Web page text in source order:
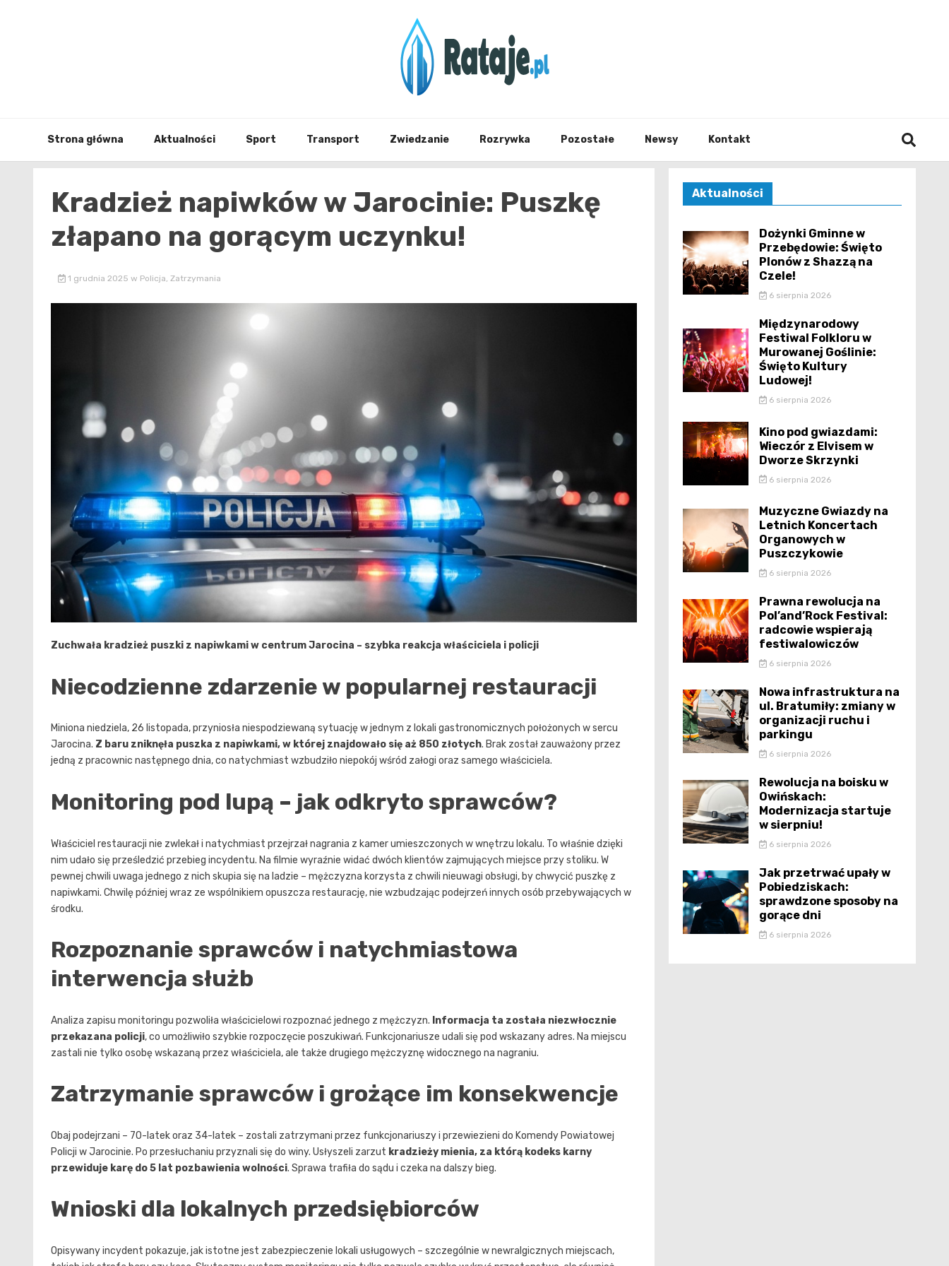
Rataje.pl
Strona główna Aktualności Sport Transport Zwiedzanie Rozrywka Pozostałe Newsy Kontakt
Kradzież napiwków w Jarocinie: Puszkę
złapano na gorącym uczynku!
1 grudnia 2025 w Policja, Zatrzymania
Zuchwała kradzież puszki z napiwkami w centrum Jarocina – szybka reakcja właściciela i policji
Niecodzienne zdarzenie w popularnej restauracji
Miniona niedziela, 26 listopada, przyniosła niespodziewaną sytuację w jednym z lokali gastronomicznych położonych w sercu
Jarocina. Z baru zniknęła puszka z napiwkami, w której znajdowało się aż 850 złotych. Brak został zauważony przez
jedną z pracownic następnego dnia, co natychmiast wzbudziło niepokój wśród załogi oraz samego właściciela.
Monitoring pod lupą – jak odkryto sprawców?
Właściciel restauracji nie zwlekał i natychmiast przejrzał nagrania z kamer umieszczonych w wnętrzu lokalu. To właśnie dzięki
nim udało się prześledzić przebieg incydentu. Na filmie wyraźnie widać dwóch klientów zajmujących miejsce przy stoliku. W
pewnej chwili uwaga jednego z nich skupia się na ladzie – mężczyzna korzysta z chwili nieuwagi obsługi, by chwycić puszkę z
napiwkami. Chwilę później wraz ze wspólnikiem opuszcza restaurację, nie wzbudzając podejrzeń innych osób przebywających w
środku.
Rozpoznanie sprawców i natychmiastowa
interwencja służb
Analiza zapisu monitoringu pozwoliła właścicielowi rozpoznać jednego z mężczyzn. Informacja ta została niezwłocznie
przekazana policji, co umożliwiło szybkie rozpoczęcie poszukiwań. Funkcjonariusze udali się pod wskazany adres. Na miejscu
zastali nie tylko osobę wskazaną przez właściciela, ale także drugiego mężczyznę widocznego na nagraniu.
Zatrzymanie sprawców i grożące im konsekwencje
Obaj podejrzani – 70-latek oraz 34-latek – zostali zatrzymani przez funkcjonariuszy i przewiezieni do Komendy Powiatowej
Policji w Jarocinie. Po przesłuchaniu przyznali się do winy. Usłyszeli zarzut kradzieży mienia, za którą kodeks karny
przewiduje karę do 5 lat pozbawienia wolności. Sprawa trafiła do sądu i czeka na dalszy bieg.
Wnioski dla lokalnych przedsiębiorców
Opisywany incydent pokazuje, jak istotne jest zabezpieczenie lokali usługowych – szczególnie w newralgicznych miejscach,
Aktualności
Dożynki Gminne w
Przebędowie: Święto
Plonów z Shazzą na
Czele!
6 sierpnia 2026
Międzynarodowy
Festiwal Folkloru w
Murowanej Goślinie:
Święto Kultury
Ludowej!
6 sierpnia 2026
Kino pod gwiazdami:
Wieczór z Elvisem w
Dworze Skrzynki
6 sierpnia 2026
Muzyczne Gwiazdy na
Letnich Koncertach
Organowych w
Puszczykowie
6 sierpnia 2026
Prawna rewolucja na
Pol’and’Rock Festival:
radcowie wspierają
festiwalowiczów
6 sierpnia 2026
Nowa infrastruktura na
ul. Bratumiły: zmiany w
organizacji ruchu i
parkingu
6 sierpnia 2026
Rewolucja na boisku w
Owińskach:
Modernizacja startuje
w sierpniu!
6 sierpnia 2026
Jak przetrwać upały w
Pobiedziskach:
sprawdzone sposoby na
gorące dni
6 sierpnia 2026